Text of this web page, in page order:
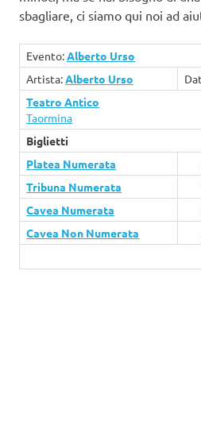
sbagliare, ci siamo qui noi ad
Evento:Alberto Urso
Artista:Alberto Urso
Teatro Antico
Taormina
Biglietti
Platea Numerata
Tribuna Numerata
Cavea Numerata
Cavea Non Numerata